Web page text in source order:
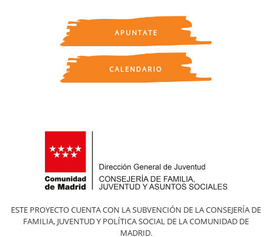
APUNTATE
CALENDARIO
ESTE PROYECTO CUENTA CON LA SUBVENCIÓN DE LA CONSEJERÍA DE
FAMILIA, JUVENTUD Y POLÍTICA SOCIAL DE LA COMUNIDAD DE
MADRID.